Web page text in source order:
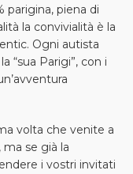
parigina, piena di
la convivialità è la
Ogni autista
“sua Parigi”, con i
volta che venite a
ma se già la
i vostri invitati